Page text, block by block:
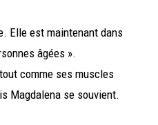
Elle est maintenant dans
âgées ».
comme ses muscles
Magdalena se souvient.